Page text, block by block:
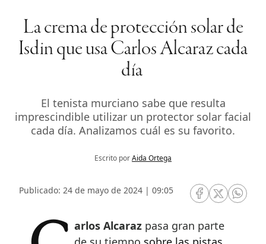
La crema de protección solar de
Isdin que usa Carlos Alcaraz cada
día
El tenista murciano sabe que resulta
imprescindible utilizar un protector solar facial
cada día. Analizamos cuál es su favorito.
Escrito porAida Ortega
Publicado: 24 de mayo de 2024 | 09:05
RRSS Facebook
RRSSRRSS
Carlos Alcaraz pasa gran parte